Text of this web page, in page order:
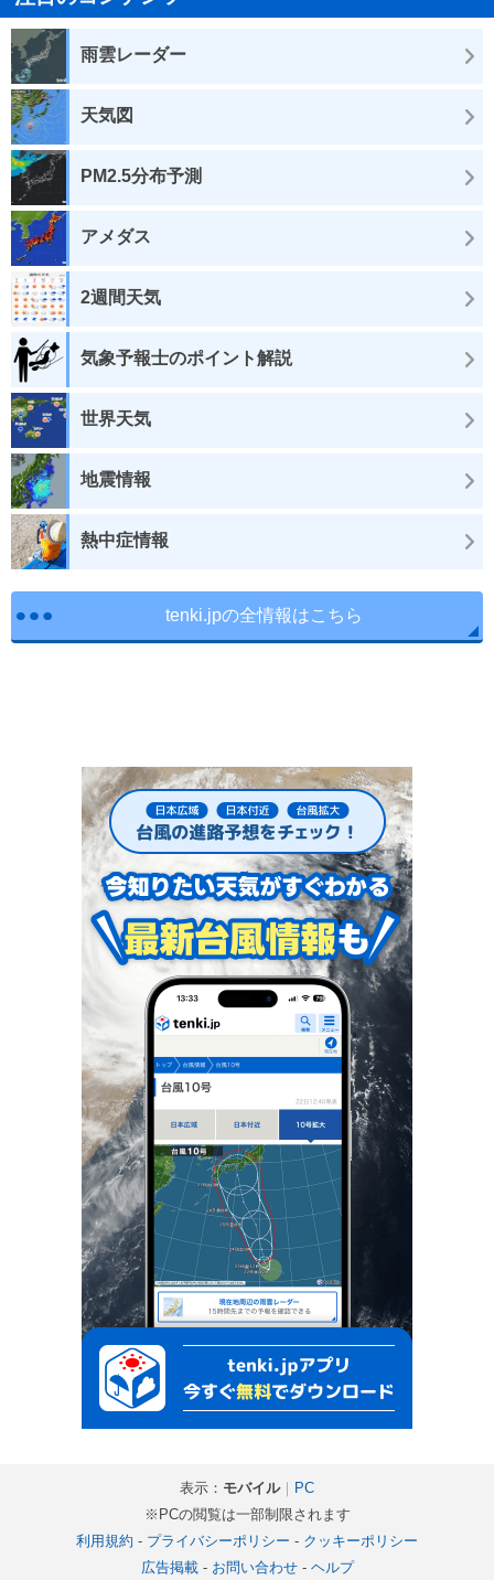
雨雲レーダー
天気図
PM2.5分布予測
アメダス
2週間天気
気象予報士のポイント解説
世界天気
地震情報
熱中症情報
tenki.jpの全情報はこちら
表示： モバイル｜ PC
※PCの閲覧は一部制限されます
利用規約 - プライバシーポリシー - クッキーポリシー
広告掲載- お問い合わせ- ヘルプ